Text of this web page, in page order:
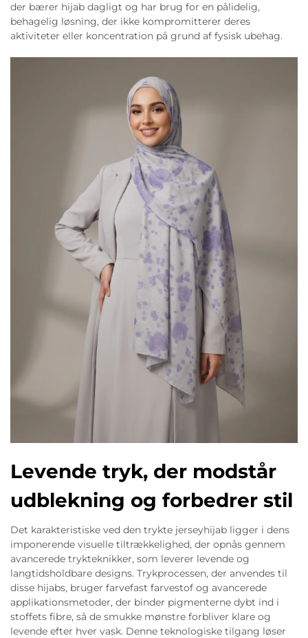
der bærer hijab dagligt og har brug for en pålidelig,
behagelig løsning, der ikke kompromitterer deres
aktiviteter eller koncentration på grund af fysisk ubehag.
Levende tryk, der modstår
udblekning og forbedrer stil
Det karakteristiske ved den trykte jerseyhijab ligger i dens
imponerende visuelle tiltrækkelighed, der opnås gennem
avancerede trykteknikker, som leverer levende og
langtidsholdbare designs. Trykprocessen, der anvendes til
disse hijabs, bruger farvefast farvestof og avancerede
applikationsmetoder, der binder pigmenterne dybt ind i
stoffets fibre, så de smukke mønstre forbliver klare og
levende efter hver vask. Denne teknologiske tilgang løser